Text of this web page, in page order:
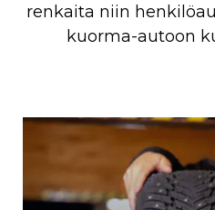
renkaita niin
kuorma-autoon